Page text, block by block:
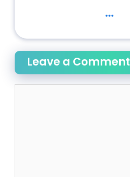
...
Leave a Comment